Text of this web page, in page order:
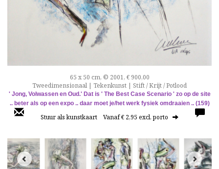
65 x 50 cm, © 2001, € 900,00
Tweedimensionaal | Tekenkunst | Stift / Krijt / Potlood
' Jong, Volwassen en Oud.' Dat is ' The Best Case Scenario ' zo op de site
.. beter als op een expo .. daar moet je/het werk fysiek omdraaien .. (159)
Stuur als kunstkaart Vanaf € 2,95 excl. porto